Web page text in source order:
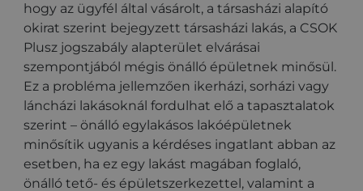
hogy az ügyfél által vásárolt, a társasházi alapító
okirat szerint bejegyzett társasházi lakás, a CSOK
Plusz jogszabály alapterület elvárásai
szempontjából mégis önálló épületnek minősül.
Ez a probléma jellemzően ikerházi, sorházi vagy
láncházi lakásoknál fordulhat elő a tapasztalatok
szerint – önálló egylakásos lakóépületnek
minősítik ugyanis a kérdéses ingatlant abban az
esetben, ha ez egy lakást magában foglaló,
önálló tető- és épületszerkezettel, valamint a